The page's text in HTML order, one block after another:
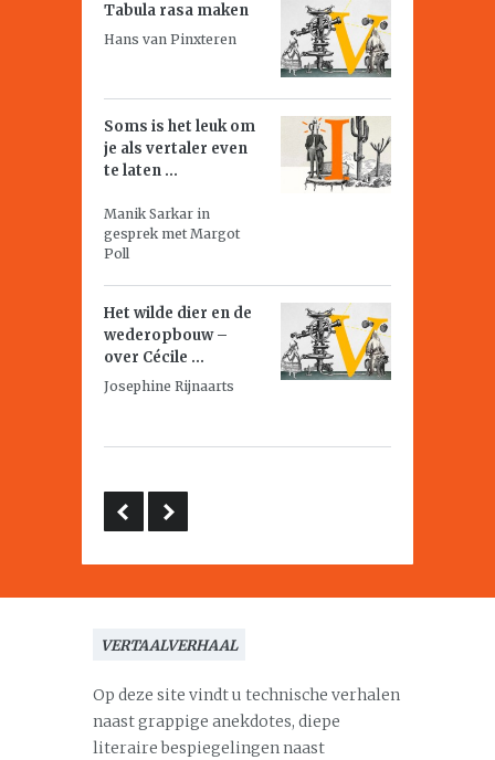
Tabula rasa maken
Hans van Pinxteren
Soms is het leuk om
je als vertaler even
te laten ...
Manik Sarkar in
gesprek met Margot
Poll
Het wilde dier en de
wederopbouw –
over Cécile ...
Josephine Rijnaarts
VERTAALVERHAAL
Op deze site vindt u technische verhalen
naast grappige anekdotes, diepe
literaire bespiegelingen naast